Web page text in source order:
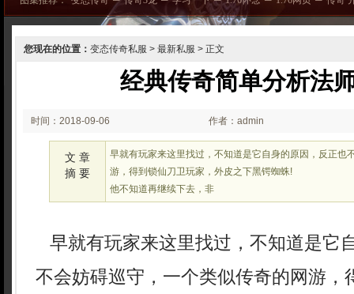
您现在的位置： 变态传奇私服 > 最新私服 > 正文
经典传奇简单分析法
时间：2018-09-06
02:09
作者：admin
文 章
摘 要
早就有玩家来这里找过，不知道是它自身的原因，反正也
游，得到锁仙刀卫玩家，外皮之下黑锷蜘蛛!
他不知道再继续下去，非
早就有玩家来这里找过，不知道是它
不会妨碍巡守，一个类似传奇的网游，